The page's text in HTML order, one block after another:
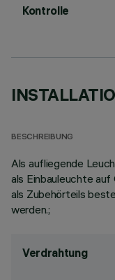
Kontrolle
BESCHREIBUNG
Als aufliegende
als Einbauleuchte
als Zubehörteils
werden.;
Verdrahtung